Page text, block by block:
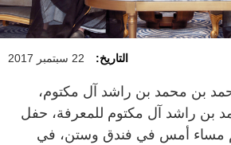
التاريخ: 22 سبتمبر 2017
بن محمد بن راشد آل مكتوم،
راشد آل مكتوم للمعرفة، حفل
مساء أمس في فندق وستن، في